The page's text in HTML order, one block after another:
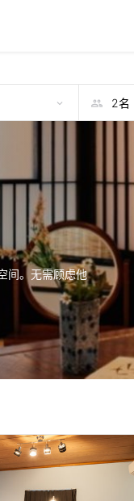
间。无需顾虑他